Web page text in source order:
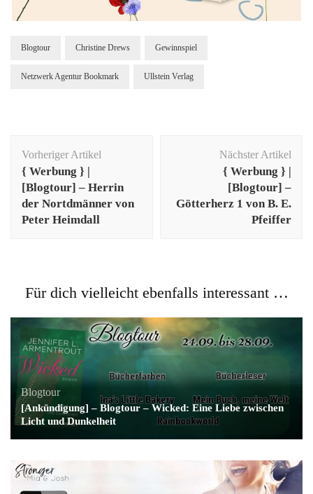
Blogtour Christine Drews Gewinnspiel
Netzwerk Agentur Bookmark Ullstein Verlag
Vorheriger Artikel
{ Werbung } |
[Blogtour] – Herrin
der Nortdmänner von
Peter Heimdall
Nächster Artikel
{ Werbung } |
[Blogtour] –
Götterherz 1 von B. E.
Pfeiffer
Für dich vielleicht ebenfalls interessant …
Blogtour
[Ankündigung] – Blogtour – Wicked: Eine Liebe zwischen
Licht und Dunkelheit